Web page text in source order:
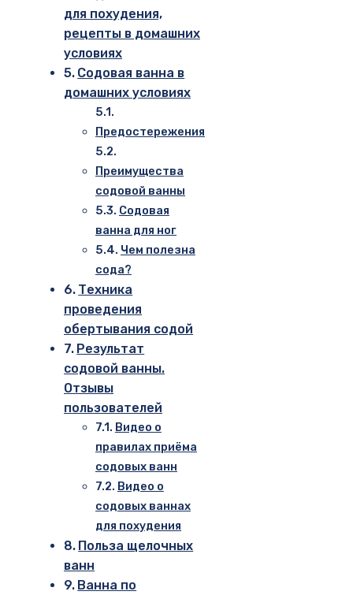
для похудения,
рецепты в домашних
условиях
Содовая ванна в
домашних условиях
Предостережения
Преимущества
содовой ванны
Содовая
ванна для ног
Чем полезна
сода?
Техника
проведения
обертывания содой
Результат
содовой ванны.
Отзывы
пользователей
Видео о
правилах приёма
содовых ванн
Видео о
содовых ваннах
для похудения
Польза щелочных
ванн
Ванна по